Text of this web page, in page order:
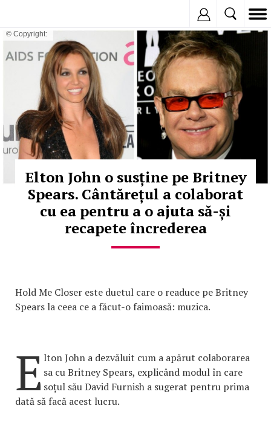
© Copyright:
Elton John o susține pe Britney
Spears. Cântărețul a colaborat
cu ea pentru a o ajuta să-și
recapete încrederea
Hold Me Closer este duetul care o readuce pe Britney
Spears la ceea ce a făcut-o faimoasă: muzica.
E lton John a dezvăluit cum a apărut colaborarea
sa cu Britney Spears, explicând modul în care
soțul său David Furnish a sugerat pentru prima
dată să facă acest lucru.